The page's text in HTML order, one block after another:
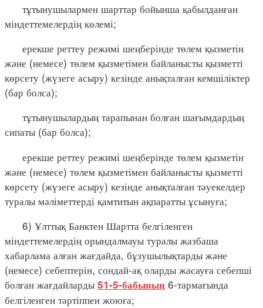
тұтынушылармен шарттар бойынша қабылданған
міндеттемелердің көлемі;
ерекше реттеу режимі шеңберінде төлем қызметін
және (немесе) төлем қызметімен байланысты қызметті
көрсету (жүзеге асыру) кезінде анықталған кемшіліктер
(бар болса);
тұтынушылардың тарапынан болған шағымдардың
сипаты (бар болса);
ерекше реттеу режимі шеңберінде төлем қызметін
және (немесе) төлем қызметімен байланысты қызметті
көрсету (жүзеге асыру) кезінде анықталған тәуекелдер
туралы мәліметтерді қамтитын ақпаратты ұсынуға;
6) Ұлттық Банктен Шартта белгіленген
міндеттемелердің орындалмауы туралы жазбаша
хабарлама алған жағдайда, бұзушылықтарды және
(немесе) себептерін, сондай-ақ оларды жасауға себепші
болған жағдайларды 51-5-бабының 6-тармағында
белгіленген тәртіппен жоюға;